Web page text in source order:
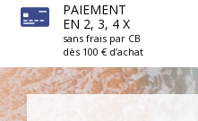
PAIEMENT
EN 2, 3, 4 X
sans frais par CB
dès 100 € d’achat